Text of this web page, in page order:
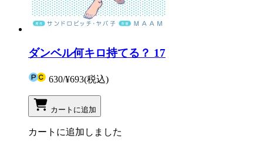
ダンベル何キロ持てる？ 17
630/¥693(税込)
カートに追加
カートに追加しました